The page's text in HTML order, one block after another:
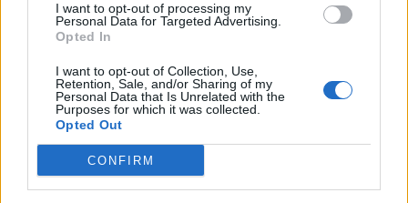
I want to opt-out of processing my
Personal Data for Targeted Advertising.
Opted In
I want to opt-out of Collection, Use,
Retention, Sale, and/or Sharing of my
Personal Data that Is Unrelated with the
Purposes for which it was collected.
Opted Out
CONFIRM
TAIP PAT SKAITYKITE